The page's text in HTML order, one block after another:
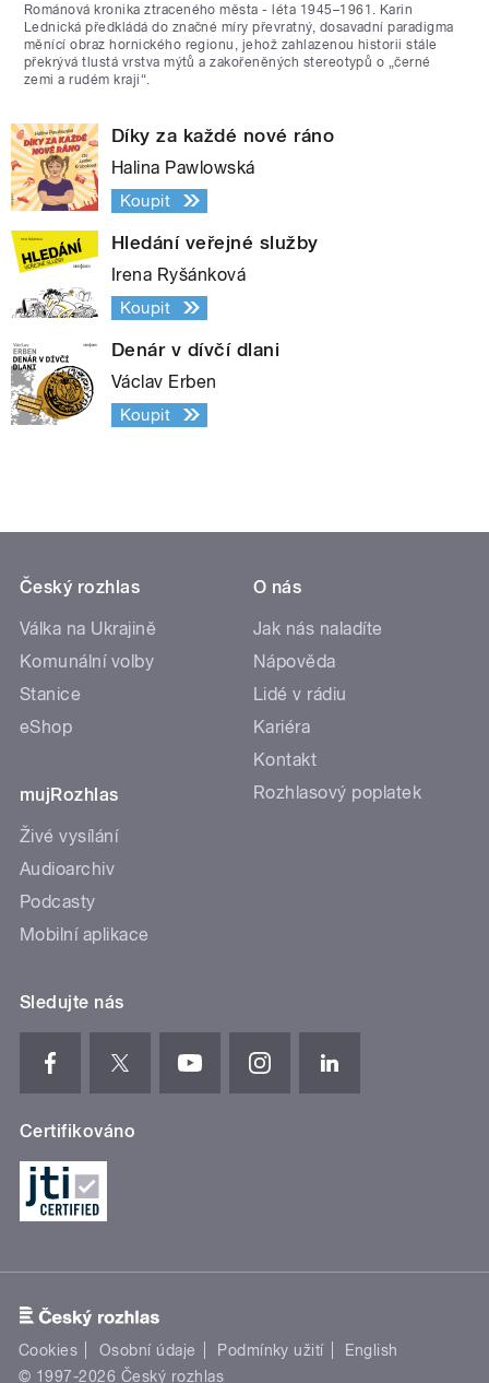
Románová kronika ztraceného města - léta 1945–1961. Karin
Lednická předkládá do značné míry převratný, dosavadní paradigma
měnící obraz hornického regionu, jehož zahlazenou historii stále
překrývá tlustá vrstva mýtů a zakořeněných stereotypů o „černé
zemi a rudém kraji“.
Díky za každé nové ráno
Halina Pawlowská
Koupit
Hledání veřejné služby
Irena Ryšánková
Koupit
Denár v dívčí dlani
Václav Erben
Koupit
Český rozhlas
Válka na Ukrajině
Komunální volby
Stanice
eShop
mujRozhlas
Živé vysílání
Audioarchiv
Podcasty
Mobilní aplikace
O nás
Jak nás naladíte
Nápověda
Lidé v rádiu
Kariéra
Kontakt
Rozhlasový poplatek
Sledujte nás
Certifikováno
Cookies Osobní údaje Podmínky užití
English
© 1997-2026 Český rozhlas